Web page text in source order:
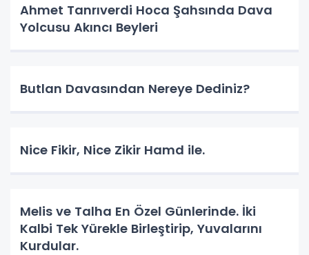
Ahmet Tanrıverdi Hoca Şahsında Dava
Yolcusu Akıncı Beyleri
Butlan Davasından Nereye Dediniz?
Nice Fikir, Nice Zikir Hamd ile.
Melis ve Talha En Özel Günlerinde. İki
Kalbi Tek Yürekle Birleştirip, Yuvalarını
Kurdular.